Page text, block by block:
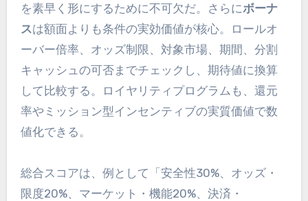
を素早く形にするために不可欠だ。さらにボーナ
スは額面よりも条件の実効価値が核心。ロールオ
ーバー倍率、オッズ制限、対象市場、期間、分割
キャッシュの可否までチェックし、期待値に換算
して比較する。ロイヤリティプログラムも、還元
率やミッション型インセンティブの実質価値で数
値化できる。
総合スコアは、例として「安全性30%、オッズ・
限度20%、マーケット・機能20%、決済・